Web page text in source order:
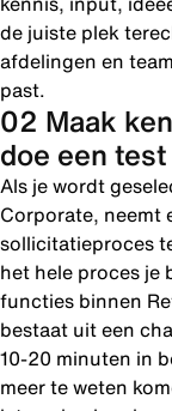
de juiste plek
afdelingen en
past.
02 Maak
doe een test
Als je wordt
Corporate, neemt
sollicitatieproces
het hele proces
functies binnen
bestaat uit een
10-20 minuten in
meer te weten